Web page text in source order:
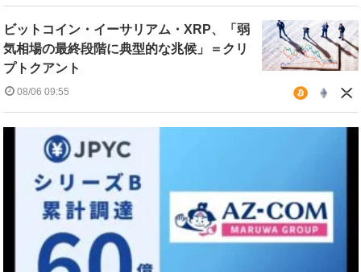
ビットコイン・イーサリアム・XRP、「弱
気相場の最終段階に典型的な兆候」＝クリ
プトクアント
08/06 09:55